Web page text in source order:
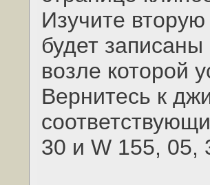
Изучите
будет
возле которой
Вернитесь к
30 и W 155, 05,